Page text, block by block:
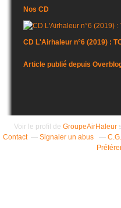
Nos CD
CD L'Airhaleur n°6 (2019) :
Article publié depuis
Voir le profil de GroupeAirHaleur
Contact
Signaler un abus